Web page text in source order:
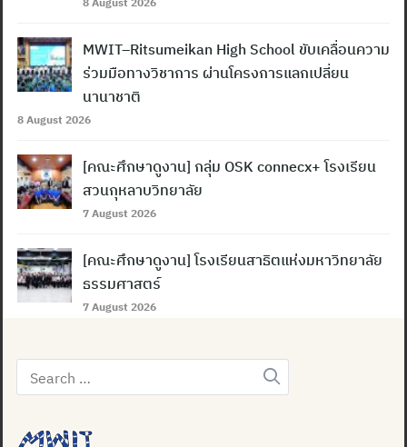
MWIT–Ritsumeikan High School ขับเคลื่อนความ
ร่วมมือทางวิชาการ ผ่านโครงการแลกเปลี่ยน
นานาชาติ
8 August 2026
[คณะศึกษาดูงาน] กลุ่ม OSK connecx+ โรงเรียน
สวนกุหลาบวิทยาลัย
7 August 2026
[คณะศึกษาดูงาน] โรงเรียนสาธิตแห่งมหาวิทยาลัย
ธรรมศาสตร์
7 August 2026
Search
for: